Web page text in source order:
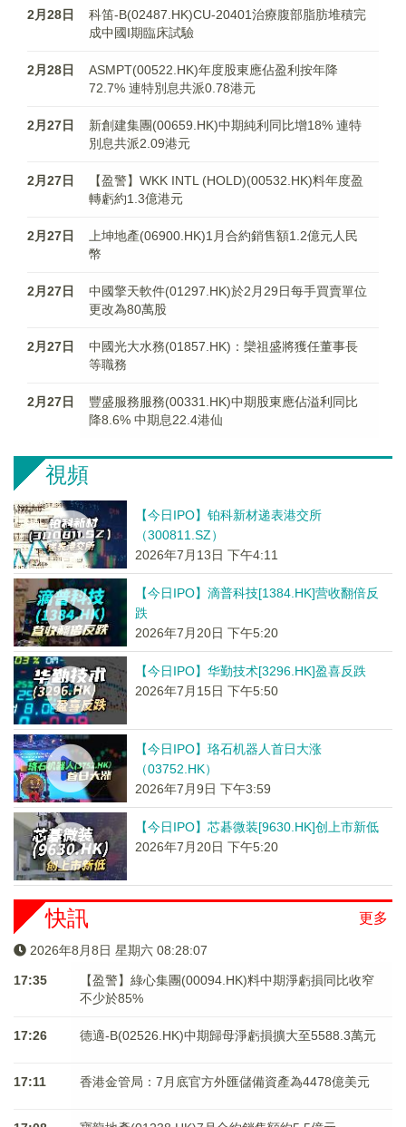
2月28日
科笛-B(02487.HK)CU-20401治療腹部脂肪堆積完
成中國I期臨床試驗
2月28日
ASMPT(00522.HK)年度股東應佔­盈利按年降
72.7%­ 連特別息共派0.78港元
2月27日
新創建集團(00659.HK)中期純利同比增18% 連特
別息共派2.09港元
2月27日
【盈警】WKK INTL (HOLD)(00532.HK)料年度盈
轉虧約1.3億港元
2月27日
上坤地產(06900.HK)1月合約銷售額1.2億元人民
幣
2月27日
中國擎天軟件(01297.HK)於2月29日每手買賣單位
更改為80萬股
2月27日
中國光大水務(01857.HK)：欒祖盛將獲任董事長
等職務
2月27日
豐盛服務服務(00331.HK)中期股東應佔溢利同比
降8.6% 中期息22.4港仙
視頻
【今日IPO】铂科新材递表港交所
（300811.SZ）
2026年7月13日 下午4:11
【今日IPO】滴普科技[1384.HK]营收翻倍反
跌
2026年7月20日 下午5:20
【今日IPO】华勤技术[3296.HK]盈喜反跌
2026年7月15日 下午5:50
【今日IPO】珞石机器人首日大涨
（03752.HK）
2026年7月9日 下午3:59
【今日IPO】芯碁微装[9630.HK]创上市新低
2026年7月20日 下午5:20
更多
快訊
2026年8月8日 星期六 08:28:07
17:35
【盈警】綠心集團(00094.HK)料中期淨虧損同比收窄
不少於85%
17:26 德適-B(02526.HK)中期歸母淨虧損擴大至5588.3萬元
17:11 香港金管局：7月底官方外匯儲備資產為4478億美元